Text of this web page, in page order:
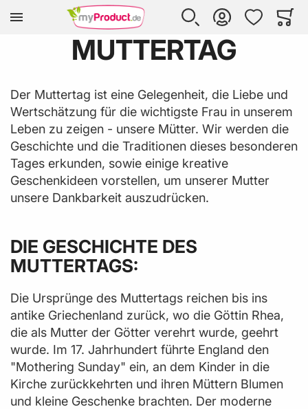
Zur Homepage
SUCHE
KONTO WUNSCHLISTE
MUTTERTAG
Der Muttertag ist eine Gelegenheit, die Liebe und
Wertschätzung für die wichtigste Frau in unserem
Leben zu zeigen - unsere Mütter. Wir werden die
Geschichte und die Traditionen dieses besonderen
Tages erkunden, sowie einige kreative
Geschenkideen vorstellen, um unserer Mutter
unsere Dankbarkeit auszudrücken.
DIE GESCHICHTE DES
MUTTERTAGS:
Die Ursprünge des Muttertags reichen bis ins
antike Griechenland zurück, wo die Göttin Rhea,
die als Mutter der Götter verehrt wurde, geehrt
wurde. Im 17. Jahrhundert führte England den
"Mothering Sunday" ein, an dem Kinder in die
Kirche zurückkehrten und ihren Müttern Blumen
und kleine Geschenke brachten. Der moderne